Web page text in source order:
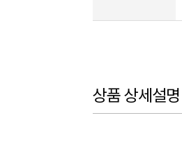
상품 상세설명